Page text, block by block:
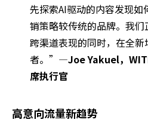
先探索AI驱动的内容发现
销策略较传统的品牌。我
跨渠道表现的同时，在全
者。” —Joe Yakuel，
席执行官
高意向流量新趋势